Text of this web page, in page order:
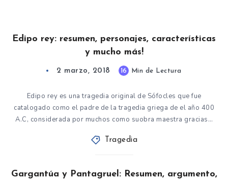
Edipo rey: resumen, personajes, características
y mucho más!
2 marzo, 2018 16 Min de Lectura
Edipo rey es una tragedia original de Sófocles que fue
catalogado como el padre de la tragedia griega de el año 400
A.C, considerada por muchos como suobra maestra gracias…
Tragedia
Gargantúa y Pantagruel: Resumen, argumento,